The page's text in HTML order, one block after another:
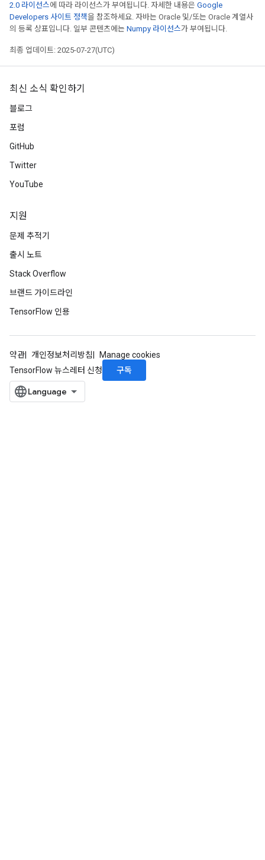
2.0 라이선스에 따라 라이선스가 부여됩니다. 자세한 내용은 Google
Developers 사이트 정책을 참조하세요. 자바는 Oracle 및/또는 Oracle 계열사
의 등록 상표입니다. 일부 콘텐츠에는 Numpy 라이선스가 부여됩니다.
최종 업데이트: 2025-07-27(UTC)
최신 소식 확인하기
블로그
포럼
GitHub
Twitter
YouTube
지원
문제 추적기
출시 노트
Stack Overflow
브랜드 가이드라인
TensorFlow 인용
약관 개인정보처리방침
Manage cookies
TensorFlow 뉴스레터 신청
구독